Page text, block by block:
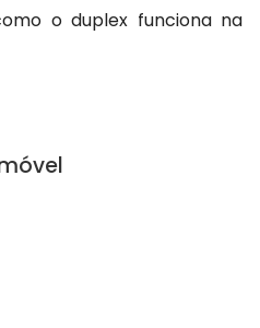
o duplex funciona na